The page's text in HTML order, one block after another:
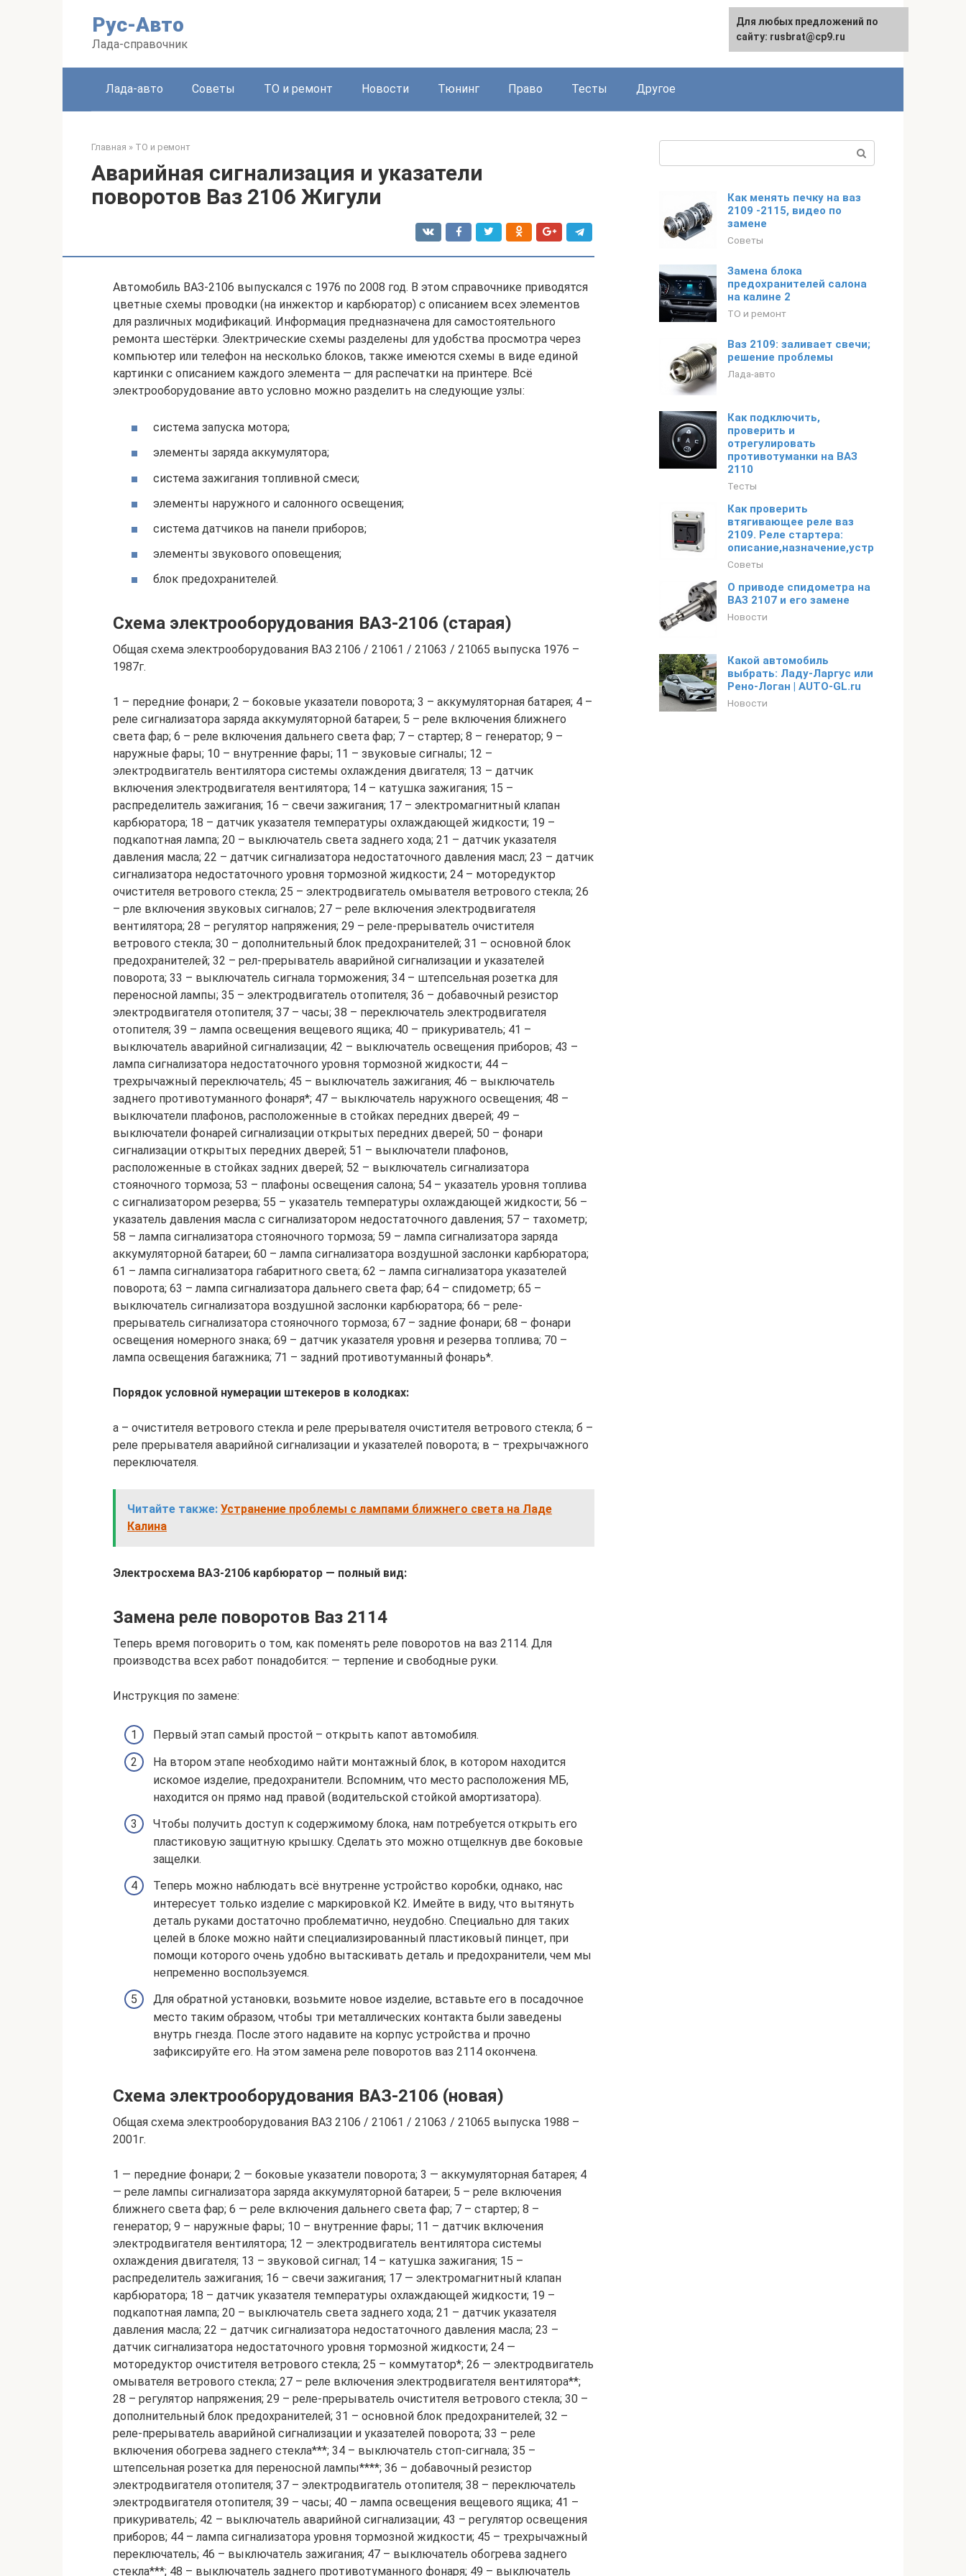
Рус-Авто
Лада-справочник
Лада-авто Советы ТО и ремонт Новости Тюнинг Право Тесты Другое
Главная » ТО и ремонт
Аварийная сигнализация и указатели
поворотов Ваз 2106 Жигули
Автомобиль ВАЗ-2106 выпускался с 1976 по 2008 год. В этом справочнике приводятся
цветные схемы проводки (на инжектор и карбюратор) с описанием всех элементов
для различных модификаций. Информация предназначена для самостоятельного
ремонта шестёрки. Электрические схемы разделены для удобства просмотра через
компьютер или телефон на несколько блоков, также имеются схемы в виде единой
картинки с описанием каждого элемента — для распечатки на принтере. Всё
электрооборудование авто условно можно разделить на следующие узлы:
система запуска мотора;
элементы заряда аккумулятора;
система зажигания топливной смеси;
элементы наружного и салонного освещения;
система датчиков на панели приборов;
элементы звукового оповещения;
блок предохранителей.
Схема электрооборудования ВАЗ-2106 (старая)
Общая схема электрооборудования ВАЗ 2106 / 21061 / 21063 / 21065 выпуска 1976 –
1987г.
1 – передние фонари; 2 – боковые указатели поворота; 3 – аккумуляторная батарея; 4 –
реле сигнализатора заряда аккумуляторной батареи; 5 – реле включения ближнего
света фар; 6 – реле включения дальнего света фар; 7 – стартер; 8 – генератор; 9 –
наружные фары; 10 – внутренние фары; 11 – звуковые сигналы; 12 –
электродвигатель вентилятора системы охлаждения двигателя; 13 – датчик
включения электродвигателя вентилятора; 14 – катушка зажигания; 15 –
распределитель зажигания; 16 – свечи зажигания; 17 – электромагнитный клапан
карбюратора; 18 – датчик указателя температуры охлаждающей жидкости; 19 –
подкапотная лампа; 20 – выключатель света заднего хода; 21 – датчик указателя
давления масла; 22 – датчик сигнализатора недостаточного давления масл; 23 – датчик
сигнализатора недостаточного уровня тормозной жидкости; 24 – моторедуктор
очистителя ветрового стекла; 25 – электродвигатель омывателя ветрового стекла; 26
– рле включения звуковых сигналов; 27 – реле включения электродвигателя
вентилятора; 28 – регулятор напряжения; 29 – реле-прерыватель очистителя
ветрового стекла; 30 – дополнительный блок предохранителей; 31 – основной блок
предохранителей; 32 – рел-прерыватель аварийной сигнализации и указателей
поворота; 33 – выключатель сигнала торможения; 34 – штепсельная розетка для
переносной лампы; 35 – электродвигатель отопителя; 36 – добавочный резистор
электродвигателя отопителя; 37 – часы; 38 – переключатель электродвигателя
отопителя; 39 – лампа освещения вещевого ящика; 40 – прикуриватель; 41 –
выключатель аварийной сигнализации; 42 – выключатель освещения приборов; 43 –
лампа сигнализатора недостаточного уровня тормозной жидкости; 44 –
трехрычажный переключатель; 45 – выключатель зажигания; 46 – выключатель
заднего противотуманного фонаря*; 47 – выключатель наружного освещения; 48 –
выключатели плафонов, расположенные в стойках передних дверей; 49 –
выключатели фонарей сигнализации открытых передних дверей; 50 – фонари
сигнализации открытых передних дверей; 51 – выключатели плафонов,
расположенные в стойках задних дверей; 52 – выключатель сигнализатора
стояночного тормоза; 53 – плафоны освещения салона; 54 – указатель уровня топлива
с сигнализатором резерва; 55 – указатель температуры охлаждающей жидкости; 56 –
указатель давления масла с сигнализатором недостаточного давления; 57 – тахометр;
58 – лампа сигнализатора стояночного тормоза; 59 – лампа сигнализатора заряда
аккумуляторной батареи; 60 – лампа сигнализатора воздушной заслонки карбюратора;
61 – лампа сигнализатора габаритного света; 62 – лампа сигнализатора указателей
поворота; 63 – лампа сигнализатора дальнего света фар; 64 – спидометр; 65 –
выключатель сигнализатора воздушной заслонки карбюратора; 66 – реле-
прерыватель сигнализатора стояночного тормоза; 67 – задние фонари; 68 – фонари
освещения номерного знака; 69 – датчик указателя уровня и резерва топлива; 70 –
лампа освещения багажника; 71 – задний противотуманный фонарь*.
Порядок условной нумерации штекеров в колодках:
а – очистителя ветрового стекла и реле прерывателя очистителя ветрового стекла; б –
реле прерывателя аварийной сигнализации и указателей поворота; в – трехрычажного
переключателя.
Читайте также: Устранение проблемы с лампами ближнего света на Ладе
Калина
Электросхема ВАЗ-2106 карбюратор — полный вид:
Замена реле поворотов Ваз 2114
Теперь время поговорить о том, как поменять реле поворотов на ваз 2114. Для
производства всех работ понадобится: — терпение и свободные руки.
Инструкция по замене:
Первый этап самый простой – открыть капот автомобиля.
На втором этапе необходимо найти монтажный блок, в котором находится
искомое изделие, предохранители. Вспомним, что место расположения МБ,
находится он прямо над правой (водительской стойкой амортизатора).
Чтобы получить доступ к содержимому блока, нам потребуется открыть его
пластиковую защитную крышку. Сделать это можно отщелкнув две боковые
защелки.
Теперь можно наблюдать всё внутренне устройство коробки, однако, нас
интересует только изделие с маркировкой К2. Имейте в виду, что вытянуть
деталь руками достаточно проблематично, неудобно. Специально для таких
целей в блоке можно найти специализированный пластиковый пинцет, при
помощи которого очень удобно вытаскивать деталь и предохранители, чем мы
непременно воспользуемся.
Для обратной установки, возьмите новое изделие, вставьте его в посадочное
место таким образом, чтобы три металлических контакта были заведены
внутрь гнезда. После этого надавите на корпус устройства и прочно
зафиксируйте его. На этом замена реле поворотов ваз 2114 окончена.
Схема электрооборудования ВАЗ-2106 (новая)
Общая схема электрооборудования ВАЗ 2106 / 21061 / 21063 / 21065 выпуска 1988 –
2001г.
1 — передние фонари; 2 — боковые указатели поворота; 3 — аккумуляторная батарея; 4
— реле лампы сигнализатора заряда аккумуляторной батареи; 5 – реле включения
ближнего света фар; 6 — реле включения дальнего света фар; 7 – стартер; 8 –
генератор; 9 – наружные фары; 10 – внутренние фары; 11 – датчик включения
электродвигателя вентилятора; 12 — электродвигатель вентилятора системы
охлаждения двигателя; 13 – звуковой сигнал; 14 – катушка зажигания; 15 –
распределитель зажигания; 16 – свечи зажигания; 17 — электромагнитный клапан
карбюратора; 18 – датчик указателя температуры охлаждающей жидкости; 19 –
подкапотная лампа; 20 – выключатель света заднего хода; 21 – датчик указателя
давления масла; 22 – датчик сигнализатора недостаточного давления масла; 23 –
датчик сигнализатора недостаточного уровня тормозной жидкости; 24 —
моторедуктор очистителя ветрового стекла; 25 – коммутатор*; 26 — электродвигатель
омывателя ветрового стекла; 27 – реле включения электродвигателя вентилятора**;
28 – регулятор напряжения; 29 – реле-прерыватель очистителя ветрового стекла; 30 –
дополнительный блок предохранителей; 31 – основной блок предохранителей; 32 –
реле-прерыватель аварийной сигнализации и указателей поворота; 33 – реле
включения обогрева заднего стекла***; 34 – выключатель стоп-сигнала; 35 –
штепсельная розетка для переносной лампы****; 36 – добавочный резистор
электродвигателя отопителя; 37 – электродвигатель отопителя; 38 – переключатель
электродвигателя отопителя; 39 – часы; 40 – лампа освещения вещевого ящика; 41 –
прикуриватель; 42 – выключатель аварийной сигнализации; 43 – регулятор освещения
приборов; 44 – лампа сигнализатора уровня тормозной жидкости; 45 – трехрычажный
переключатель; 46 – выключатель зажигания; 47 – выключатель обогрева заднего
стекла***; 48 – выключатель заднего противотуманного фонаря; 49 – выключатель
Как менять печку на ваз
2109 -2115, видео по
замене
Советы
Замена блока
предохранителей салона
на калине 2
ТО и ремонт
Ваз 2109: заливает свечи;
решение проблемы
Лада-авто
Как подключить,
проверить и
отрегулировать
противотуманки на ВАЗ
2110
Тесты
Как проверить
втягивающее реле ваз
2109. Реле стартера:
Советы
О приводе спидометра на
ВАЗ 2107 и его замене
Новости
Какой автомобиль
выбрать: Ладу-Ларгус или
Рено-Логан | AUTO-GL.ru
Новости
Для любых предложений по
сайту: rusbrat@cp9.ru